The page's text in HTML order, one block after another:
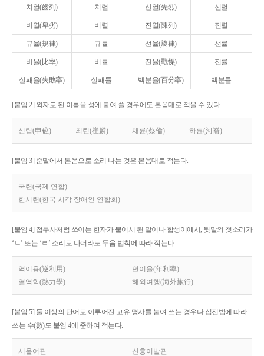
치열(齒列) 치렬 선열(先烈) 선렬
비열(卑劣) 비렬 진열(陳列) 진렬
규율(規律) 규률 선율(旋律) 선률
비율(比率) 비률 전율(戰慄) 전률
실패율(失敗率) 실패률 백분율(百分率) 백분률
[붙임 2] 외자로 된 이름을 성에 붙여 쓸 경우에도 본음대로 적을 수 있다.
신립(申砬) 최린(崔麟) 채륜(蔡倫) 하륜(河崙)
[붙임 3] 준말에서 본음으로 소리 나는 것은 본음대로 적는다.
국련(국제 연합)
한시련(한국 시각 장애인 연합회)
[붙임 4] 접두사처럼 쓰이는 한자가 붙어서 된 말이나 합성어에서, 뒷말의 첫소리가
‘ㄴ’ 또는 ‘ㄹ’ 소리로 나더라도 두음 법칙에 따라 적는다.
역이용(逆利用)
연이율(年利率)
열역학(熱力學)
해외여행(海外旅行)
[붙임 5] 둘 이상의 단어로 이루어진 고유 명사를 붙여 쓰는 경우나 십진법에 따라
쓰는 수(數)도 붙임 4에 준하여 적는다.
서울여관 신흥이발관